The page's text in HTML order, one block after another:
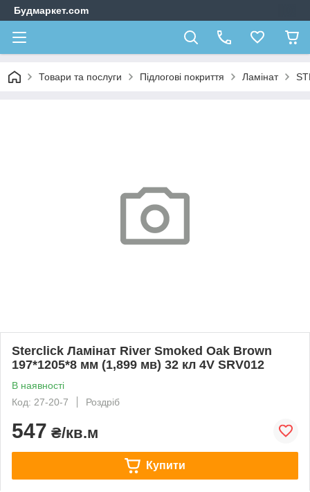
Будмаркет.com
Товари та послуги Підлогові покриття Ламінат
Sterclick Ламінат River Smoked Oak Brown
197*1205*8 мм (1,899 мв) 32 кл 4V SRV012
В наявності
Код: 27-20-7
Роздріб
547 ₴/кв.м
Купити